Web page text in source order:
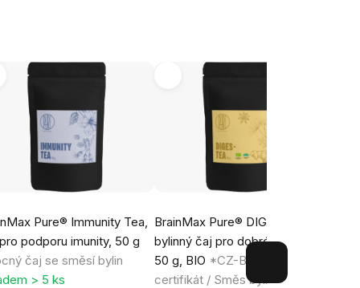
Pure® Immunity Tea,
podporu imunity, 50 g
čaj se směsí bylin
> 5 ks
BrainMax Pure® DIGES-TEA,
bylinný čaj pro dobré trávení,
50 g, BIO *CZ-BIO-001
certifikát / Směs bylin pro